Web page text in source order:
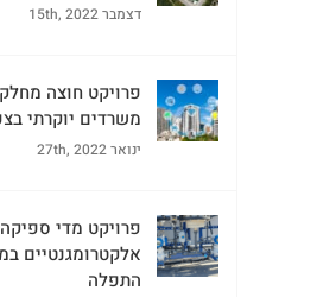
דצמבר 15th, 2022
פרויקט חוצה
משרדים יוקרתי
ינואר 27th, 2022
פרויקט מדי ספיקה
אלקטרומגנטיים
התפלה